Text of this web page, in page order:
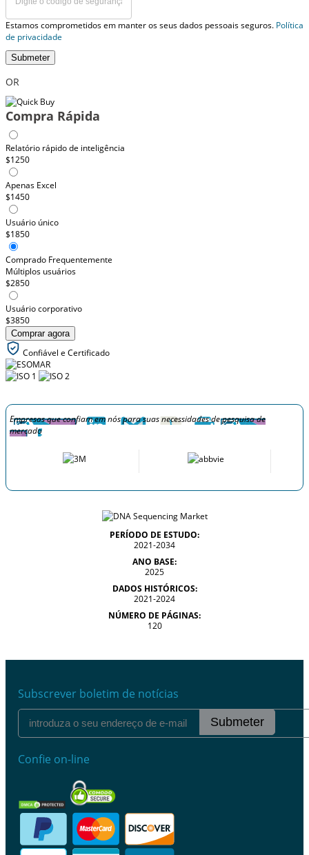
Estamos comprometidos em manter os seus dados pessoais seguros. Política
de privacidade
Submeter
OR
Compra Rápida
Relatório rápido de inteligência
$1250
Apenas Excel
$1450
Usuário único
$1850
Comprado Frequentemente
Múltiplos usuários
$2850
Usuário corporativo
$3850
Comprar agora
Confiável e Certificado
Empresas que confiam em nós para suas necessidades de pesquisa de
mercado
PERÍODO DE ESTUDO:
2021-2034
ANO BASE:
2025
DADOS HISTÓRICOS:
2021-2024
NÚMERO DE PÁGINAS:
120
Subscrever boletim de notícias
Submeter
Confie on-line